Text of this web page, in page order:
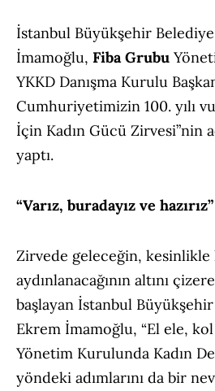
İstanbul Büyükşehir Belediye
İmamoğlu, Fiba Grubu
YKKD Danışma Kurulu
Cumhuriyetimizin 100. yılı
İçin Kadın Gücü Zirvesi”nin
yaptı.
“Varız, buradayız ve hazırız”
Zirvede geleceğin, kesinlikle
aydınlanacağının altını
başlayan İstanbul Büyükşehir
Ekrem İmamoğlu, “El ele,
Yönetim Kurulunda Kadın
yöndeki adımlarını da bir